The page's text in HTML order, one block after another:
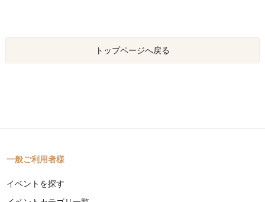
トップページへ戻る
一般ご利用者様
イベントを探す